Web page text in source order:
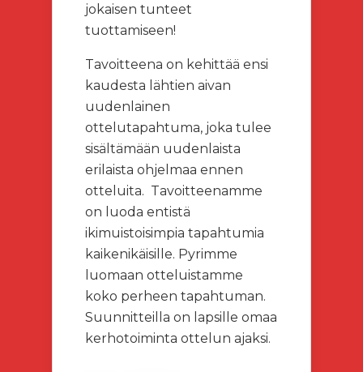
jokaisen tunteet
tuottamiseen!
Tavoitteena on kehittää ensi
kaudesta lähtien aivan
uudenlainen
ottelutapahtuma, joka tulee
sisältämään uudenlaista
erilaista ohjelmaa ennen
otteluita. Tavoitteenamme
on luoda entistä
ikimuistoisimpia tapahtumia
kaikenikäisille. Pyrimme
luomaan otteluistamme
koko perheen tapahtuman.
Suunnitteilla on lapsille omaa
kerhotoiminta ottelun ajaksi.